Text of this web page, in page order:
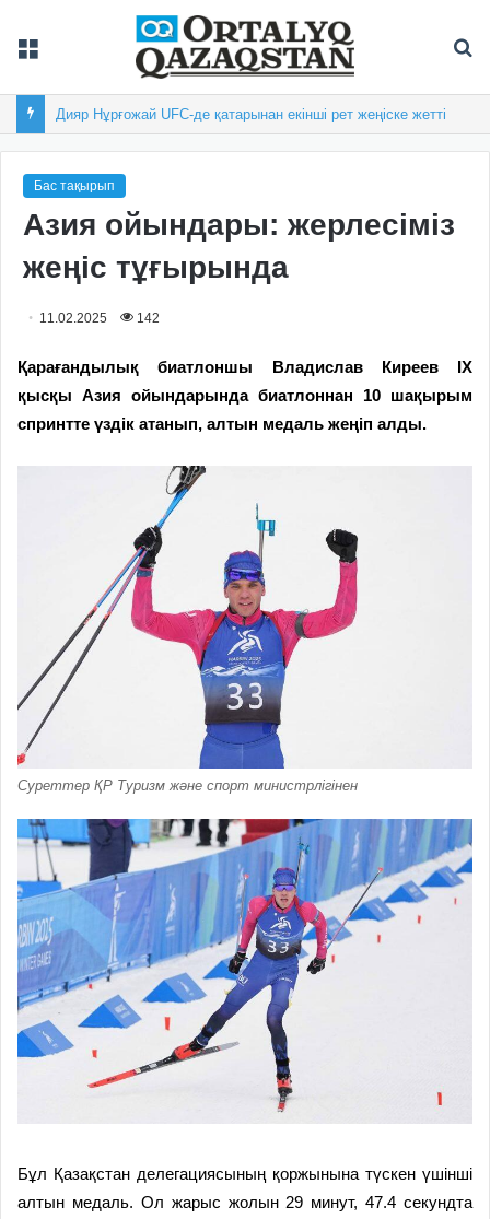
Дияр Нұрғожай UFC-де қатарынан екінші рет жеңіске жетті
Бас тақырып
Азия ойындары: жерлесіміз
жеңіс тұғырында
11.02.2025 142
Қарағандылық биатлоншы Владислав Киреев IX
қысқы Азия ойындарында биатлоннан 10 шақырым
спринтте үздік атанып, алтын медаль жеңіп алды.
Суреттер ҚР Туризм және спорт министрлігінен
Бұл Қазақстан делегациясының қоржынына түскен үшінші
алтын медаль. Ол жарыс жолын 29 минут, 47.4 секундта